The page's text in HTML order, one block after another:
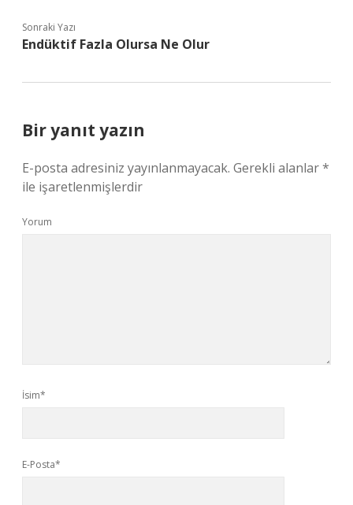
Sonraki Yazı
Endüktif Fazla Olursa Ne Olur
Bir yanıt yazın
E-posta adresiniz yayınlanmayacak. Gerekli alanlar*
ile işaretlenmişlerdir
Yorum
İsim*
E-Posta*